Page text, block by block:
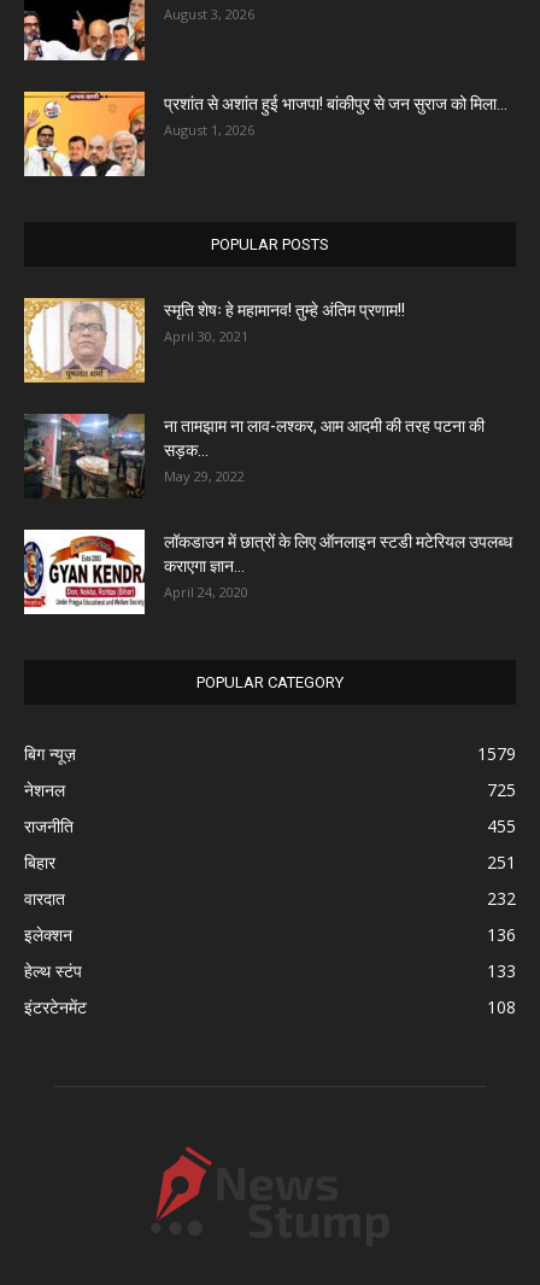
August 3, 2026
प्रशांत से अशांत हुई भाजपा! बांकीपुर से जन सुराज को मिला...
August 1, 2026
POPULAR POSTS
स्मृति शेषः हे महामानव! तुम्हे अंतिम प्रणाम!!
April 30, 2021
ना तामझाम ना लाव-लश्कर, आम आदमी की तरह पटना की
सड़क...
May 29, 2022
लॉकडाउन में छात्रों के लिए ऑनलाइन स्टडी मटेरियल उपलब्ध
कराएगा ज्ञान...
April 24, 2020
POPULAR CATEGORY
बिग न्यूज़
1579
नेशनल
725
राजनीति
455
बिहार
251
वारदात
232
इलेक्शन
136
हेल्थ स्टंप
133
इंटरटेनमेंट
108